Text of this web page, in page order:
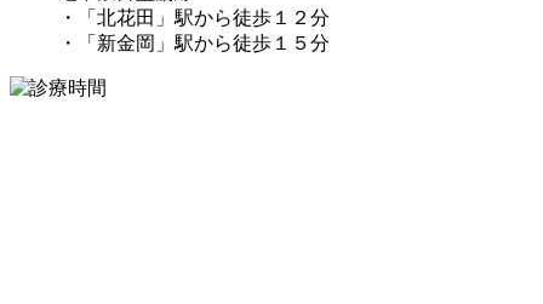
・「北花田」駅から徒歩１２分
・「新金岡」駅から徒歩１５分